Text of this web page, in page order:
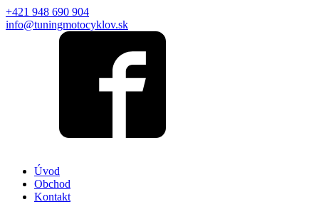
+421 948 690 904
info@tuningmotocyklov.sk
Úvod
Obchod
Kontakt